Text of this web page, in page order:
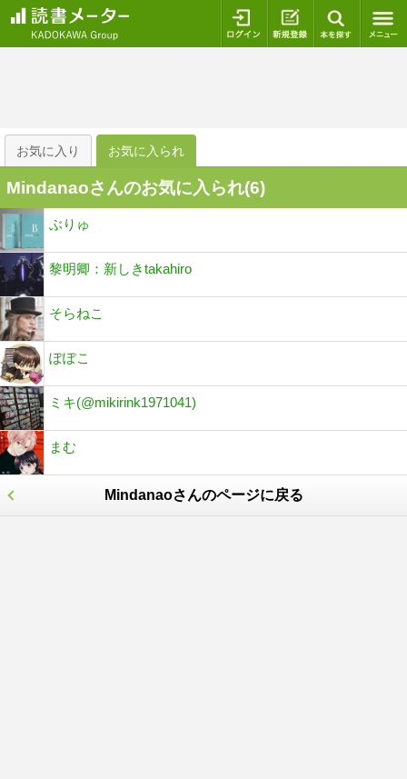
ログイン 新規登録
お気に入り お気に入られ
Mindanaoさんのお気に入られ(6)
ぶりゅ
黎明卿：新しきtakahiro
そらねこ
ぽぽこ
ミキ(@mikirink1971041)
まむ
Mindanaoさんのページに戻る